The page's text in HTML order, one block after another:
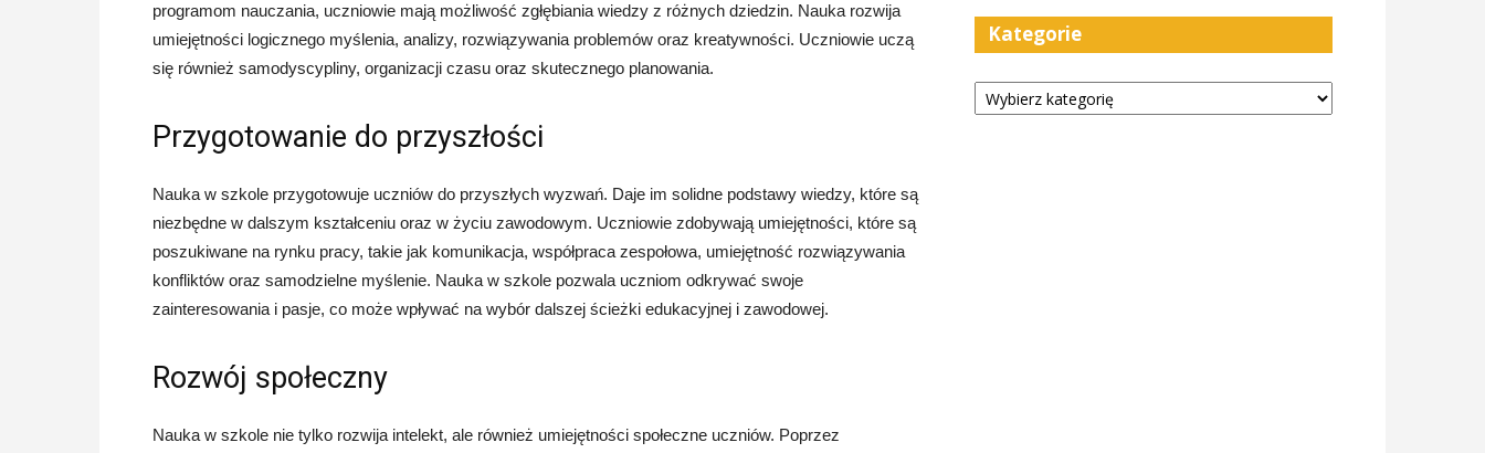
programom nauczania, uczniowie mają możliwość zgłębiania wiedzy z różnych dziedzin. Nauka rozwija
umiejętności logicznego myślenia, analizy, rozwiązywania problemów oraz kreatywności. Uczniowie uczą
się również samodyscypliny, organizacji czasu oraz skutecznego planowania.
Przygotowanie do przyszłości
Nauka w szkole przygotowuje uczniów do przyszłych wyzwań. Daje im solidne podstawy wiedzy, które są
niezbędne w dalszym kształceniu oraz w życiu zawodowym. Uczniowie zdobywają umiejętności, które są
poszukiwane na rynku pracy, takie jak komunikacja, współpraca zespołowa, umiejętność rozwiązywania
konfliktów oraz samodzielne myślenie. Nauka w szkole pozwala uczniom odkrywać swoje
zainteresowania i pasje, co może wpływać na wybór dalszej ścieżki edukacyjnej i zawodowej.
Rozwój społeczny
Nauka w szkole nie tylko rozwija intelekt, ale również umiejętności społeczne uczniów. Poprzez
Kategorie
Kategorie